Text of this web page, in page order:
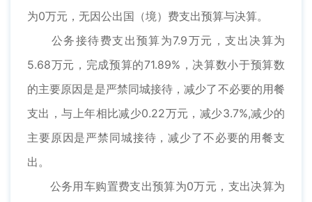
为0万元，无因公出国（境）费支出预算与决算。
公务接待费支出预算为7.9万元，支出决算为
5.68万元，完成预算的71.89%，决算数小于预算数
的主要原因是是严禁同城接待，减少了不必要的用餐
支出，与上年相比减少0.22万元，减少3.7%,减少的
主要原因是严禁同城接待，减少了不必要的用餐支
出。
公务用车购置费支出预算为0万元，支出决算为